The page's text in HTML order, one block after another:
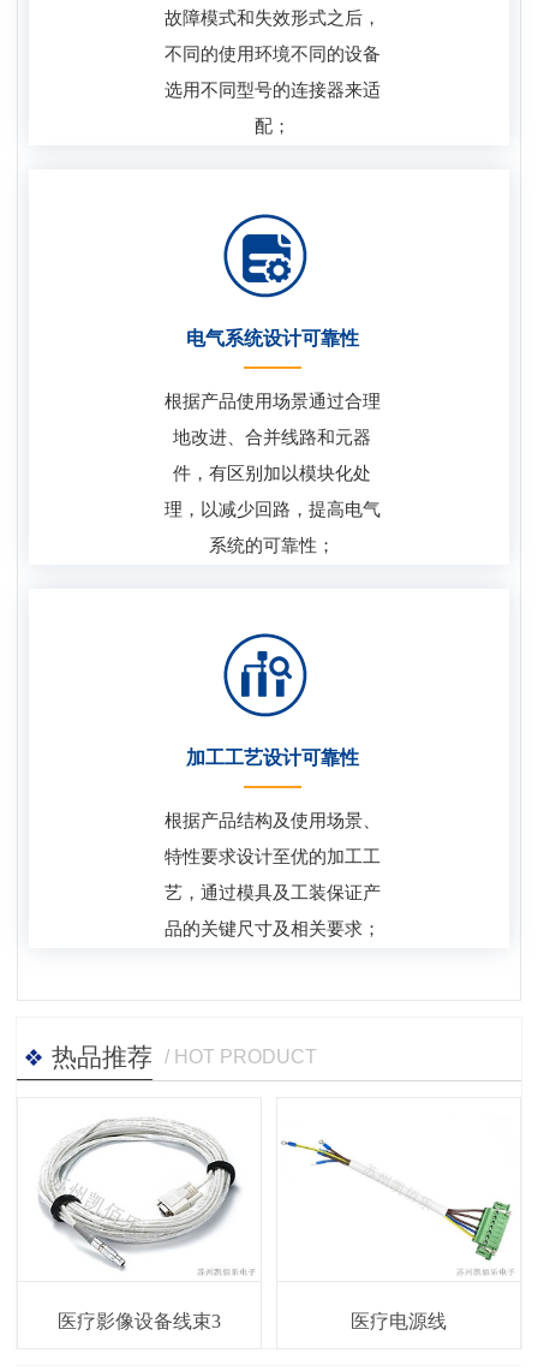
故障模式和失效形式之后，
不同的使用环境不同的设备
选用不同型号的连接器来适
配；
电气系统设计可靠性
根据产品使用场景通过合理
地改进、合并线路和元器
件，有区别加以模块化处
理，以减少回路，提高电气
系统的可靠性；
加工工艺设计可靠性
根据产品结构及使用场景、
特性要求设计至优的加工工
艺，通过模具及工装保证产
品的关键尺寸及相关要求；
热品推荐 / HOT PRODUCT
医疗影像设备线束3 医疗电源线